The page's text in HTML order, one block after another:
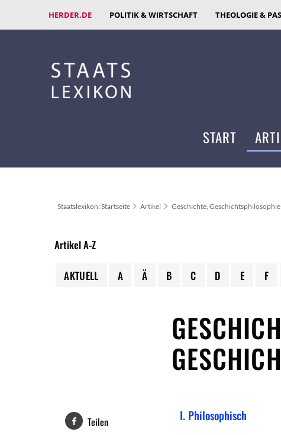
HERDER.DE POLITIK & WIRTSCHAFT THEOLOGIE &
START
Staatslexikon: Startseite Artikel Geschichte, Geschichtsphilosophie
Artikel A-Z
AKTUELL A Ä B C D E F
Philosophisch
Teilen